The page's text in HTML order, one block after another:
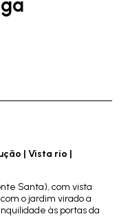
| Vista rio |
Santa), com vista
o jardim virado a
às portas da